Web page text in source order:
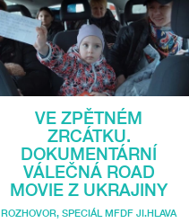
VE ZPĚTNÉM
ZRCÁTKU.
DOKUMENTÁRNÍ
VÁLEČNÁ ROAD
MOVIE Z UKRAJINY
ROZHOVOR, SPECIÁL MFDF JI.HLAVA